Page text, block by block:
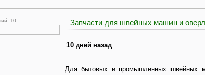
10 Запчасти для швейных машин и
10 дней назад
Для бытовых и промышленных швейных